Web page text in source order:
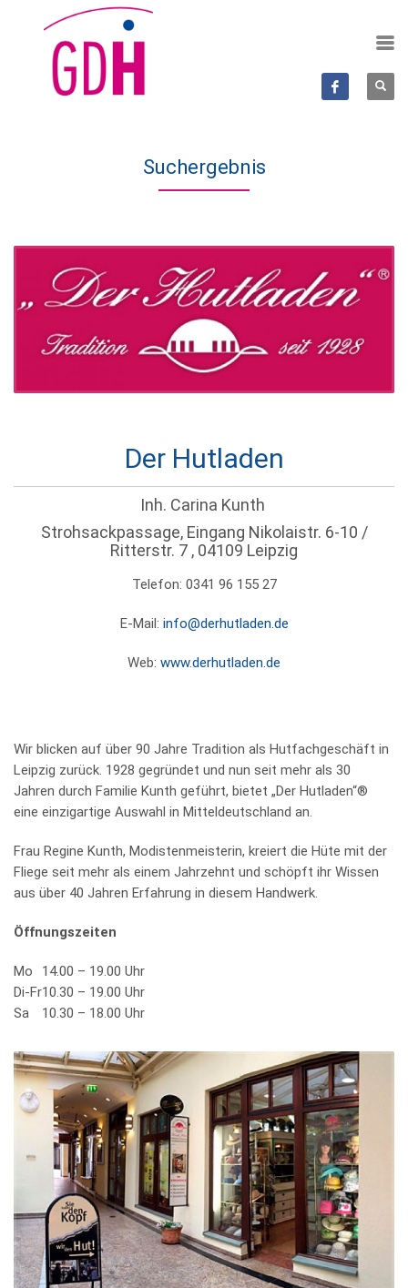
Suchergebnis
Der Hutladen
Inh. Carina Kunth
Strohsackpassage, Eingang Nikolaistr. 6-10 /
Ritterstr. 7 , 04109 Leipzig
Telefon: 0341 96 155 27
E-Mail: info@derhutladen.de
Web: www.derhutladen.de
Wir blicken auf über 90 Jahre Tradition als Hutfachgeschäft in
Leipzig zurück. 1928 gegründet und nun seit mehr als 30
Jahren durch Familie Kunth geführt, bietet „Der Hutladen“®
eine einzigartige Auswahl in Mitteldeutschland an.
Frau Regine Kunth, Modistenmeisterin, kreiert die Hüte mit der
Fliege seit mehr als einem Jahrzehnt und schöpft ihr Wissen
aus über 40 Jahren Erfahrung in diesem Handwerk.
Öffnungszeiten
Mo
14.00 – 19.00 Uhr
Di-Fr10.30 – 19.00 Uhr
Sa
10.30 – 18.00 Uhr